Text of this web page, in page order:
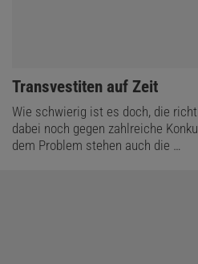
:
Transvestiten auf Zeit
Wie schwierig ist es doch, die
dabei noch gegen zahlreiche
dem Problem stehen auch die …